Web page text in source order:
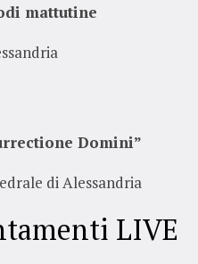
mattutine
Domini”
di Alessandria
LIVE